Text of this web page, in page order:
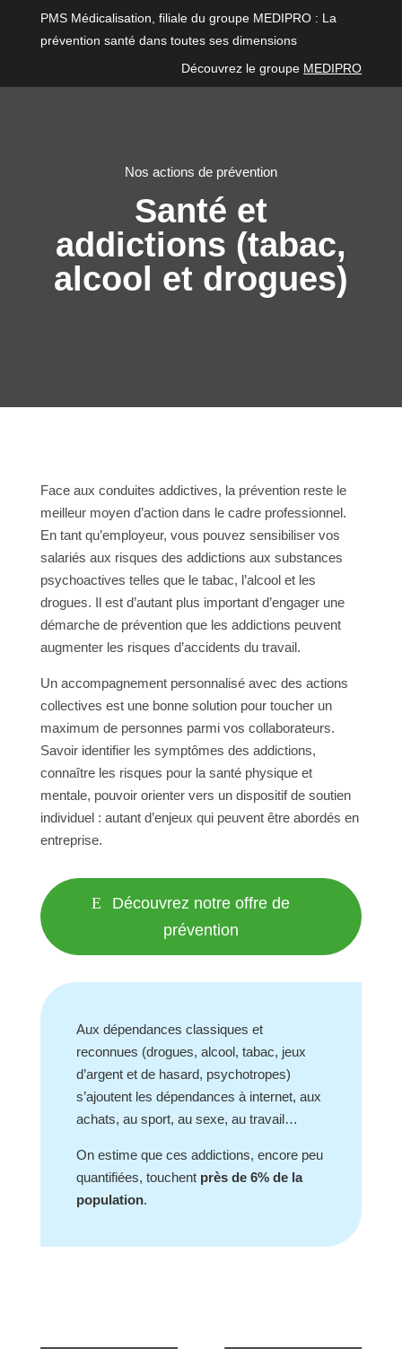
PMS Médicalisation, filiale du groupe MEDIPRO : La
prévention santé dans toutes ses dimensions
Découvrez le groupe MEDIPRO
Nos actions de prévention
Santé et
addictions (tabac,
alcool et drogues)
Face aux conduites addictives, la prévention reste le
meilleur moyen d’action dans le cadre professionnel.
En tant qu’employeur, vous pouvez sensibiliser vos
salariés aux risques des addictions aux substances
psychoactives telles que le tabac, l’alcool et les
drogues. Il est d’autant plus important d’engager une
démarche de prévention que les addictions peuvent
augmenter les risques d’accidents du travail.
Un accompagnement personnalisé avec des actions
collectives est une bonne solution pour toucher un
maximum de personnes parmi vos collaborateurs.
Savoir identifier les symptômes des addictions,
connaître les risques pour la santé physique et
mentale, pouvoir orienter vers un dispositif de soutien
individuel : autant d’enjeux qui peuvent être abordés en
entreprise.
Découvrez notre offre de
prévention
Aux dépendances classiques et
reconnues (drogues, alcool, tabac, jeux
d’argent et de hasard, psychotropes)
s’ajoutent les dépendances à internet, aux
achats, au sport, au sexe, au travail…
On estime que ces addictions, encore peu
quantifiées, touchent près de 6% de la
population.